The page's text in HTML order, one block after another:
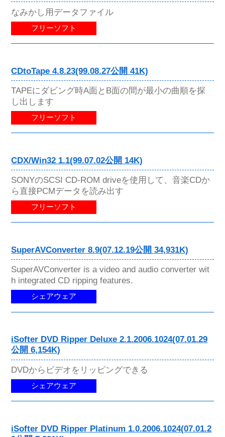
なみかし用データファイル
フリーソフト
CDtoTape 4.8.23(99.08.27公開 41K)
TAPEにダビング時A面とB面の間が最小の曲順を探
し出します
フリーソフト
CDX/Win32 1.1(99.07.02公開 14K)
SONYのSCSI CD-ROM driveを使用して、音楽CDか
ら直接PCMデータを読み出す
フリーソフト
SuperAVConverter 8.9(07.12.19公開 34,931K)
SuperAVConverter is a video and audio converter wit
h integrated CD ripping features.
シェアウェア
iSofter DVD Ripper Deluxe 2.1.2006.1024(07.01.29
公開 6,154K)
DVDからビデオをリッピングできる
シェアウェア
iSofter DVD Ripper Platinum 1.0.2006.1024(07.01.2